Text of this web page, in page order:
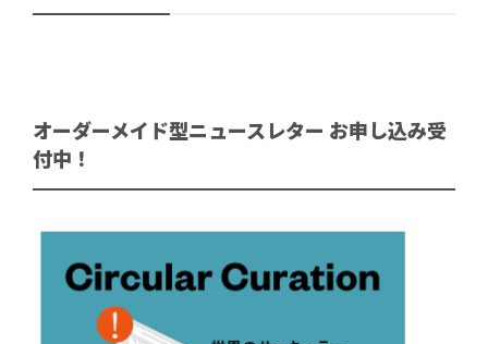
オーダーメイド型ニュースレター お申し込み受
付中！